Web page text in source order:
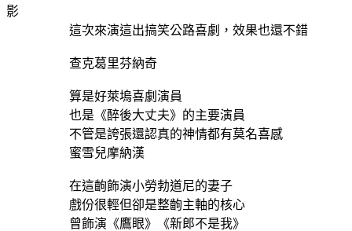
影
這次來演這出搞笑公路喜劇，效果也還不錯
查克葛里芬納奇
算是好萊塢喜劇演員
也是《醉後大丈夫》的主要演員
不管是誇張還認真的神情都有莫名喜感
蜜雪兒摩納漢
在這齣飾演小勞勃道尼的妻子
戲份很輕但卻是整齣主軸的核心
曾飾演《鷹眼》《新郎不是我》